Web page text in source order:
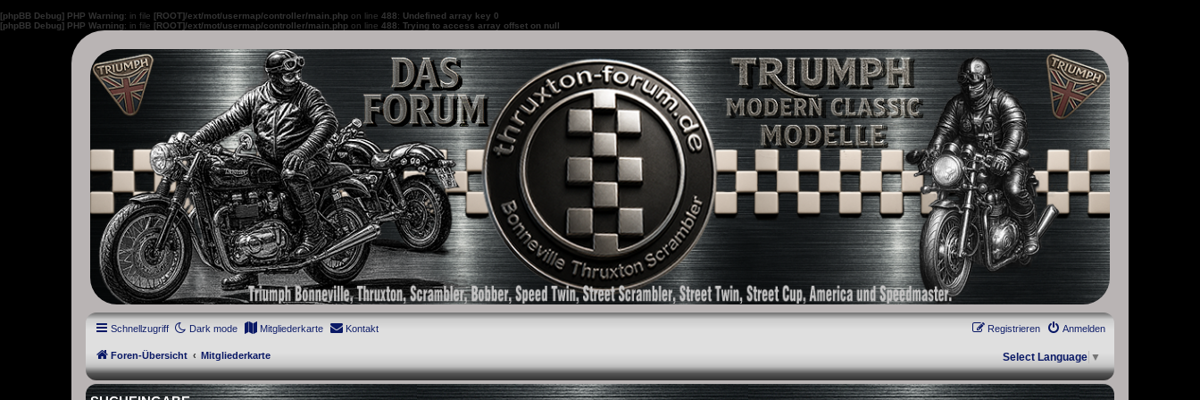
[phpBB Debug] PHP Warning: in file [ROOT]/ext/mot/usermap/controller/main.php on line 488: Undefined array key 0
[phpBB Debug] PHP Warning: in file [ROOT]/ext/mot/usermap/controller/main.php on line 488: Trying to access array offset on null
thruxton-forum.de
DAS FORUM! Alles rund um die Triumph Modern Classic Modelle. Das Forum für die New Bonneville Baureihen ab BJ 2001. Triumph Bonneville, Thruxton, Scrambler, Bobber, Speed Twin, Street Scrambler, Street Twin,
Street Cup, America und Speedmaster.
Schnellzugriff Dark mode Mitgliederkarte Kontakt Anmelden
Registrieren
Foren-Übersicht Mitgliederkarte Select Language ▼